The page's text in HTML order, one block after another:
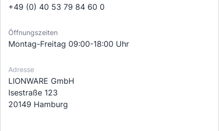
+49 (0) 40 53 79 84 60 0
Öffnungszeiten
Montag-Freitag 09:00-18:00 Uhr
Adresse
LIONWARE GmbH
Isestraße 123
20149 Hamburg